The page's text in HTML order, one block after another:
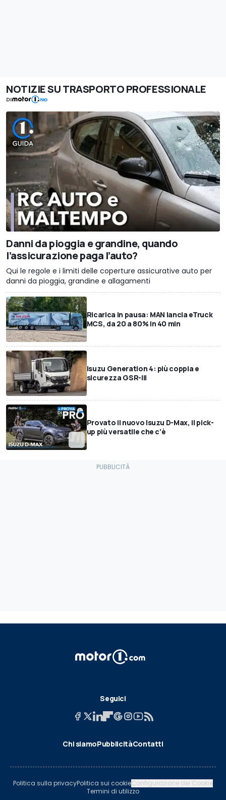
NOTIZIE SU TRASPORTO PROFESSIONALE
DI
Danni da pioggia e grandine, quando
l’assicurazione paga l’auto?
Qui le regole e i limiti delle coperture assicurative auto per
danni da pioggia, grandine e allagamenti
Ricarica in pausa: MAN lancia eTruck
MCS, da 20 a 80% in 40 min
Isuzu Generation 4: più coppia e
sicurezza GSR-III
Provato il nuovo Isuzu D-Max, il pick-
up più versatile che c'è
Seguici
Chi siamoPubblicitàContatti
Politica sulla privacyPolitica sui cookieConfigurazione dei Cookie
Termini di utilizzo